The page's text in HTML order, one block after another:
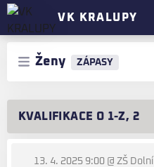
VK KRALUPY
Ženy ZÁPASY
KVALIFIKACE O 1-Z, 2
13. 4. 2025 9:00 @ ZŠ